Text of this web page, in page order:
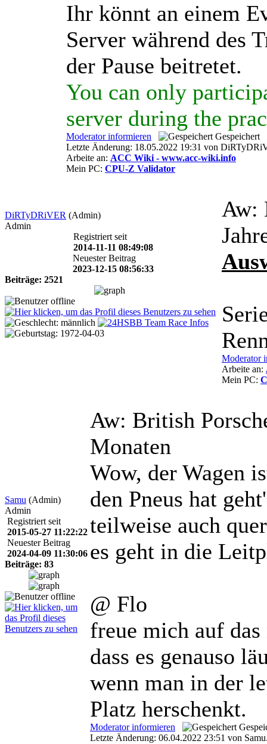
Ihr könnt an einem
Server während des
der Pause beitretet.
You can only
server during the
Moderator informieren
Gespeichert
Letzte Änderung: 18.05.2022 19:31 von
Arbeite an: ACC Wiki - www.acc-wiki.info
Mein PC: CPU-Z Validator
DiRTyDRiVER (Admin)
Admin
Registriert seit
2014-11-11 08:49:08
Neuester Beitrag
2023-12-15 08:56:33
Beiträge: 2521
Aw:
Moderator
Arbeite an:
Mein PC:
Samu (Admin)
Admin
Registriert seit
2015-05-27 11:22:22
Neuester Beitrag
2024-04-09 11:30:06
Beiträge: 83
Aw: British
Monaten
Wow, der Wagen
den Pneus hat
teilweise auch
es geht in die
@ Flo
freue mich auf
dass es genauso
wenn man in der
Platz herschenkt.
Moderator informieren
Letzte Änderung: 06.04.2022 23:51 von